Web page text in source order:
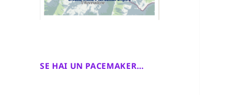
SE HAI UN PACEMAKER…